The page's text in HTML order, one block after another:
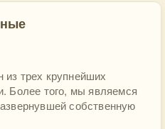
трех крупнейших
Более того, мы являемся
собственную